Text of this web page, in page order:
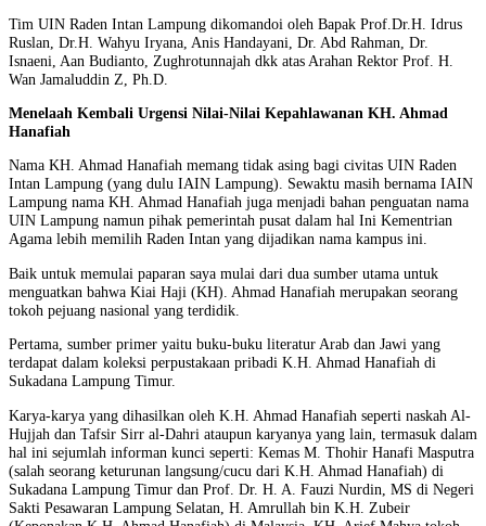
Tim UIN Raden Intan Lampung dikomandoi oleh Bapak Prof.Dr.H. Idrus
Ruslan, Dr.H. Wahyu Iryana, Anis Handayani, Dr. Abd Rahman, Dr.
Isnaeni, Aan Budianto, Zughrotunnajah dkk atas Arahan Rektor Prof. H.
Wan Jamaluddin Z, Ph.D.
Menelaah Kembali Urgensi Nilai-Nilai Kepahlawanan KH. Ahmad
Hanafiah
Nama KH. Ahmad Hanafiah memang tidak asing bagi civitas UIN Raden
Intan Lampung (yang dulu IAIN Lampung). Sewaktu masih bernama IAIN
Lampung nama KH. Ahmad Hanafiah juga menjadi bahan penguatan nama
UIN Lampung namun pihak pemerintah pusat dalam hal Ini Kementrian
Agama lebih memilih Raden Intan yang dijadikan nama kampus ini.
Baik untuk memulai paparan saya mulai dari dua sumber utama untuk
menguatkan bahwa Kiai Haji (KH). Ahmad Hanafiah merupakan seorang
tokoh pejuang nasional yang terdidik.
Pertama, sumber primer yaitu buku-buku literatur Arab dan Jawi yang
terdapat dalam koleksi perpustakaan pribadi K.H. Ahmad Hanafiah di
Sukadana Lampung Timur.
Karya-karya yang dihasilkan oleh K.H. Ahmad Hanafiah seperti naskah Al-
Hujjah dan Tafsir Sirr al-Dahri ataupun karyanya yang lain, termasuk dalam
hal ini sejumlah informan kunci seperti: Kemas M. Thohir Hanafi Masputra
(salah seorang keturunan langsung/cucu dari K.H. Ahmad Hanafiah) di
Sukadana Lampung Timur dan Prof. Dr. H. A. Fauzi Nurdin, MS di Negeri
Sakti Pesawaran Lampung Selatan, H. Amrullah bin K.H. Zubeir